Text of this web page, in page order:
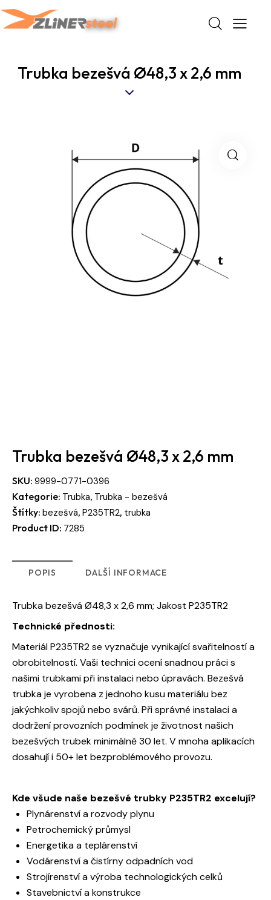
Trubka bezešvá Ø48,3 x 2,6 mm
Trubka bezešvá Ø48,3 x 2,6 mm
SKU: 9999-0771-0396
Kategorie: Trubka, Trubka - bezešvá
Štítky: bezešvá, P235TR2, trubka
Product ID: 7285
POPIS DALŠÍ INFORMACE
Trubka bezešvá Ø48,3 x 2,6 mm; Jakost P235TR2
Technické přednosti:
Materiál P235TR2 se vyznačuje vynikající svařitelností a
obrobitelností. Vaši technici ocení snadnou práci s
našimi trubkami při instalaci nebo úpravách. Bezešvá
trubka je vyrobena z jednoho kusu materiálu bez
jakýchkoliv spojů nebo svárů. Při správné instalaci a
dodržení provozních podmínek je životnost našich
bezešvých trubek minimálně 30 let. V mnoha aplikacích
dosahují i 50+ let bezproblémového provozu.
Kde všude naše bezešvé trubky P235TR2 excelují?
Plynárenství a rozvody plynu
Petrochemický průmysl
Energetika a teplárenství
Vodárenství a čistírny odpadních vod
Strojírenství a výroba technologických celků
Stavebnictví a konstrukce